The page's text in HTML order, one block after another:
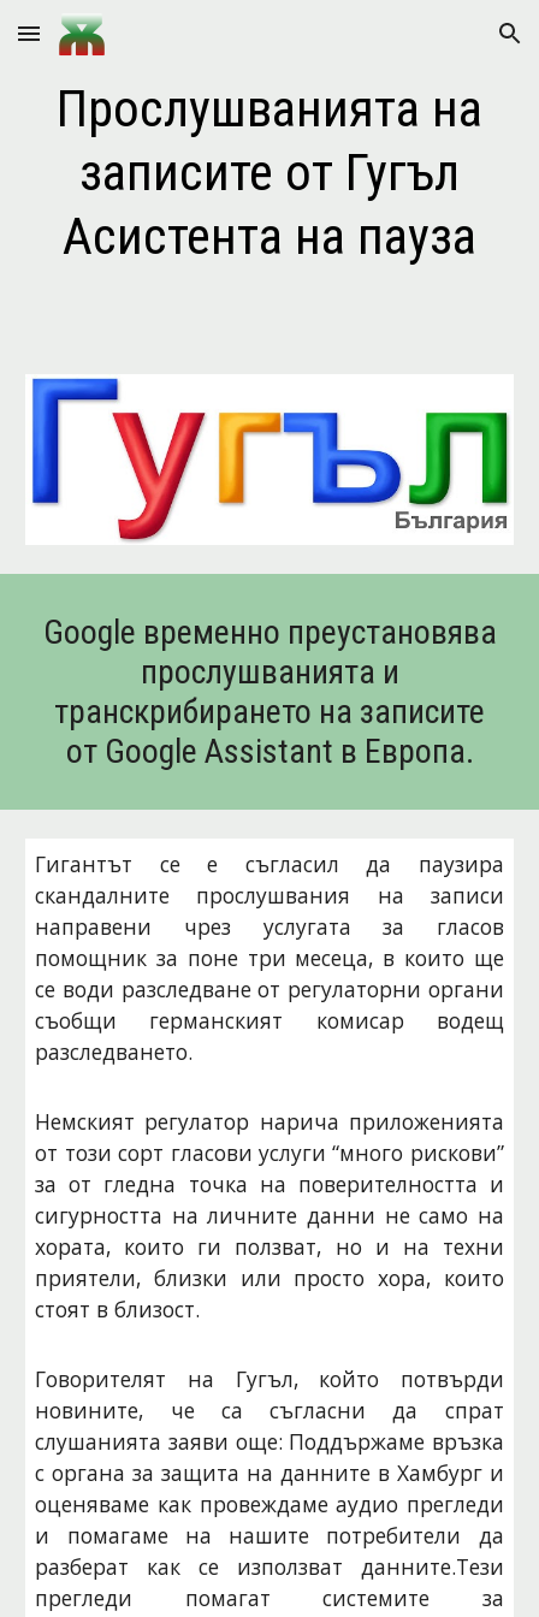
Skip to main content Skip to navigation
Прослушванията на
записите от Гугъл
Асистента на пауза
Google временно преустановява
прослушванията и
транскрибирането на записите
от Google Assistant в Европа.
Гигантът се е съгласил да паузира
скандалните прослушвания на записи
направени чрез услугата за гласов
помощник за поне три месеца, в които ще
се води разследване от регулаторни органи
съобщи германският комисар водещ
разследването.
Немският регулатор нарича приложенията
от този сорт гласови услуги “много рискови”
за от гледна точка на поверителността и
сигурността на личните данни не само на
хората, които ги ползват, но и на техни
приятели, близки или просто хора, които
стоят в близост.
Говорителят на Гугъл, който потвърди
новините, че са съгласни да спрат
слушанията заяви още: Поддържаме връзка
с органа за защита на данните в Хамбург и
оценяваме как провеждаме аудио прегледи
и помагаме на нашите потребители да
разберат как се използват данните.Тези
прегледи помагат системите за